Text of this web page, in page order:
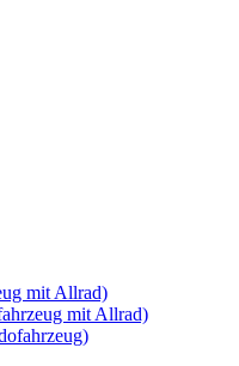
mit Allrad)
mit Allrad)